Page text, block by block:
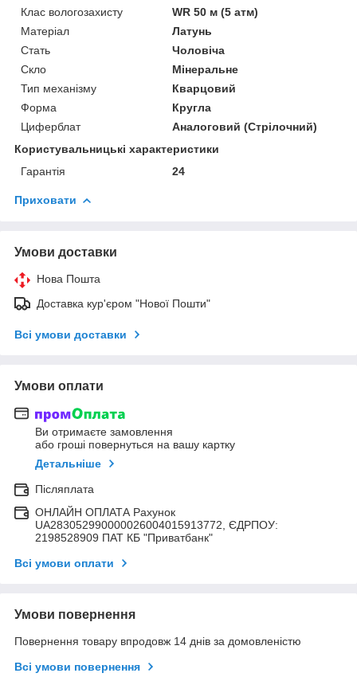
Клас вологозахисту
WR 50 м (5 атм)
Матеріал
Латунь
Стать
Чоловіча
Скло
Мінеральне
Тип механізму
Кварцовий
Форма
Кругла
Циферблат
Аналоговий (Стрілочний)
Користувальницькі характеристики
Гарантія
24
Приховати
Умови доставки
Нова Пошта
Доставка кур'єром "Нової Пошти"
Всі умови доставки
Умови оплати
Ви отримаєте замовлення
або гроші повернуться на вашу картку
Детальніше
Післяплата
ОНЛАЙН ОПЛАТА Рахунок
UA283052990000026004015913772, ЄДРПОУ:
2198528909 ПАТ КБ "Приватбанк"
Всі умови оплати
Умови повернення
Повернення товару впродовж 14 днів за домовленістю
Всі умови повернення